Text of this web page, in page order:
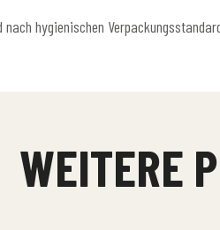
hygienischen
WEITERE